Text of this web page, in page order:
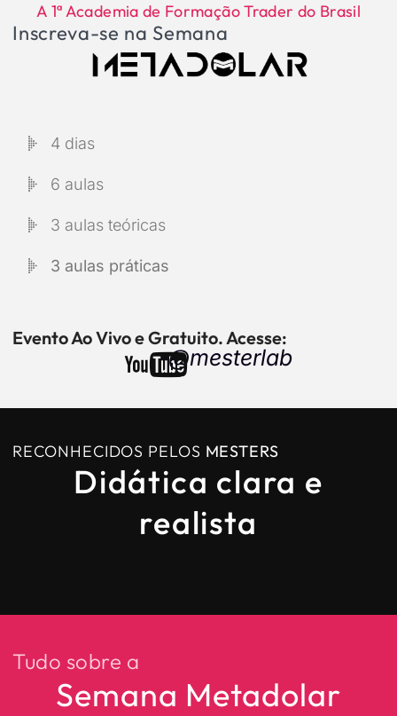
A 1ª Academia de Formação Trader do Brasil
Inscreva-se na Semana
4 dias
6 aulas
3 aulas teóricas
3 aulas práticas
Evento Ao Vivo e Gratuito. Acesse:
@mesterlab
RECONHECIDOS PELOS MESTERS
Didática clara e
realista
Tudo sobre a
Semana Metadolar